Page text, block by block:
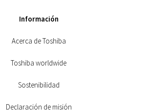
Información
Acerca de Toshiba
Toshiba worldwide
Sostenibilidad
Declaración de misión